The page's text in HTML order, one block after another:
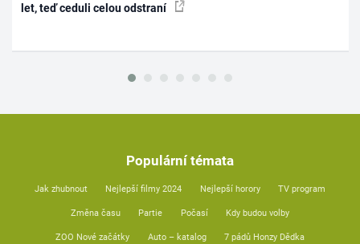
let, teď ceduli celou odstraní
Populární témata
Jak zhubnout Nejlepší filmy 2024 Nejlepší horory TV program
Změna času Partie Počasí Kdy budou volby
ZOO Nové začátky Auto – katalog 7 pádů Honzy Dědka